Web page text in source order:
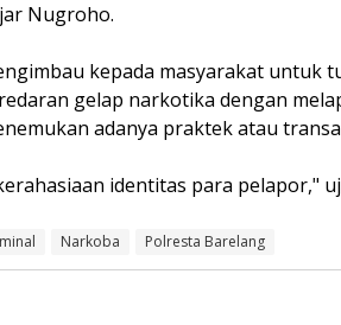
Nugroho.
kepada masyarakat untuk
gelap narkotika dengan
adanya praktek atau
identitas para pelapor,"
Narkoba Polresta Barelang